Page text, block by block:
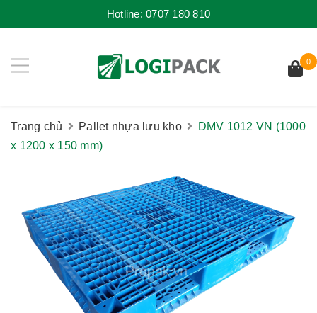
Hotline:0707 180 810
0
Trang chủ Pallet nhựa lưu kho
DMV 1012 VN (1000
x 1200 x 150 mm)